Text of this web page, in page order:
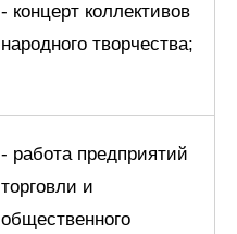
- концерт коллективов
народного творчества;
- работа предприятий
торговли и
общественного